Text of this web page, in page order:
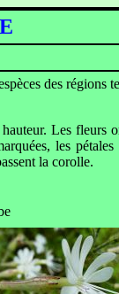
des régions
Les fleurs
les pétales
la corolle.